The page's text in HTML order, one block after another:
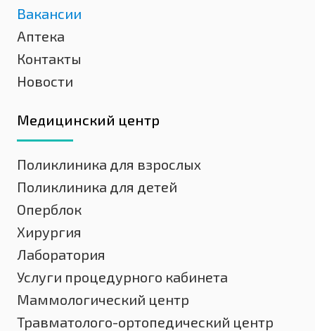
Вакансии
Аптека
Контакты
Новости
Медицинский центр
Поликлиника для взрослых
Поликлиника для детей
Оперблок
Хирургия
Лаборатория
Услуги процедурного кабинета
Маммологический центр
Травматолого-ортопедический центр